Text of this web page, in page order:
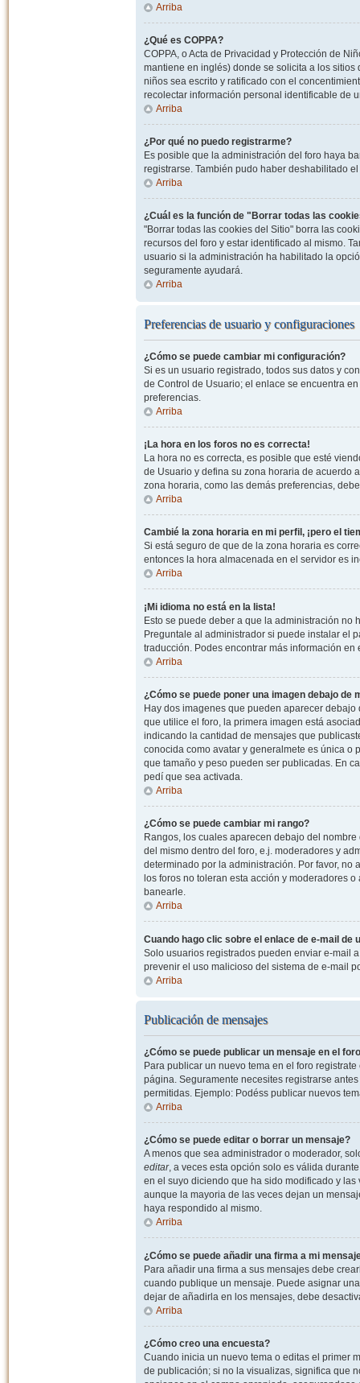
Arriba
¿Qué es COPPA?
COPPA, o Acta de Privacidad y Protección de
mantiene en inglés) donde se solicita a los
niños sea escrito y ratificado con el
recolectar información personal identificable de
Arriba
¿Por qué no puedo registrarme?
Es posible que la administración del foro haya
registrarse. También pudo haber deshabilitado
Arriba
¿Cuál es la función de "Borrar todas las
"Borrar todas las cookies del Sitio" borra las
recursos del foro y estar identificado al mismo.
usuario si la administración ha habilitado la
seguramente ayudará.
Arriba
Preferencias de usuario y configuraciones
¿Cómo se puede cambiar mi configuración?
Si es un usuario registrado, todos sus datos y
de Control de Usuario; el enlace se encuentra
preferencias.
Arriba
¡La hora en los foros no es correcta!
La hora no es correcta, es posible que esté
de Usuario y defina su zona horaria de acuerdo
zona horaria, como las demás preferencias,
Arriba
Cambié la zona horaria en mi perfil, ¡pero el
Si está seguro de que de la zona horaria es
entonces la hora almacenada en el servidor es
Arriba
¡Mi idioma no está en la lista!
Esto se puede deber a que la administración no
Preguntale al administrador si puede instalar el
traducción. Podes encontrar más información
Arriba
¿Cómo se puede poner una imagen debajo de
Hay dos imagenes que pueden aparecer
que utilice el foro, la primera imagen está
indicando la cantidad de mensajes que
conocida como avatar y generalmete es única o
que tamaño y peso pueden ser publicadas. En
pedí que sea activada.
Arriba
¿Cómo se puede cambiar mi rango?
Rangos, los cuales aparecen debajo del
del mismo dentro del foro, e.j. moderadores y
determinado por la administración. Por favor,
los foros no toleran esta acción y moderadores
banearle.
Arriba
Cuando hago clic sobre el enlace de e-mail de
Solo usuarios registrados pueden enviar e-mail
prevenir el uso malicioso del sistema de e-mail
Arriba
Publicación de mensajes
¿Cómo se puede publicar un mensaje en el
Para publicar un nuevo tema en el foro
página. Seguramente necesites registrarse
permitidas. Ejemplo: Podéss publicar nuevos
Arriba
¿Cómo se puede editar o borrar un mensaje?
A menos que sea administrador o moderador,
editar, a veces esta opción solo es válida
en el suyo diciendo que ha sido modificado y
aunque la mayoria de las veces dejan un
haya respondido al mismo.
Arriba
¿Cómo se puede añadir una firma a mi
Para añadir una firma a sus mensajes debe
cuando publique un mensaje. Puede asignar
dejar de añadirla en los mensajes, debe
Arriba
¿Cómo creo una encuesta?
Cuando inicia un nuevo tema o editas el primer
de publicación; si no la visualizas, significa que